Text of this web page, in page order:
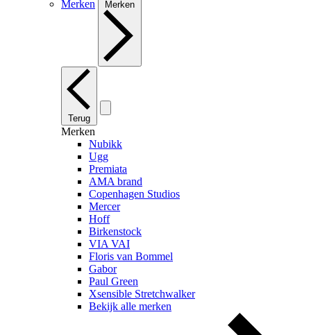
Merken
Merken
Terug
Merken
Nubikk
Ugg
Premiata
AMA brand
Copenhagen Studios
Mercer
Hoff
Birkenstock
VIA VAI
Floris van Bommel
Gabor
Paul Green
Xsensible Stretchwalker
Bekijk alle merken